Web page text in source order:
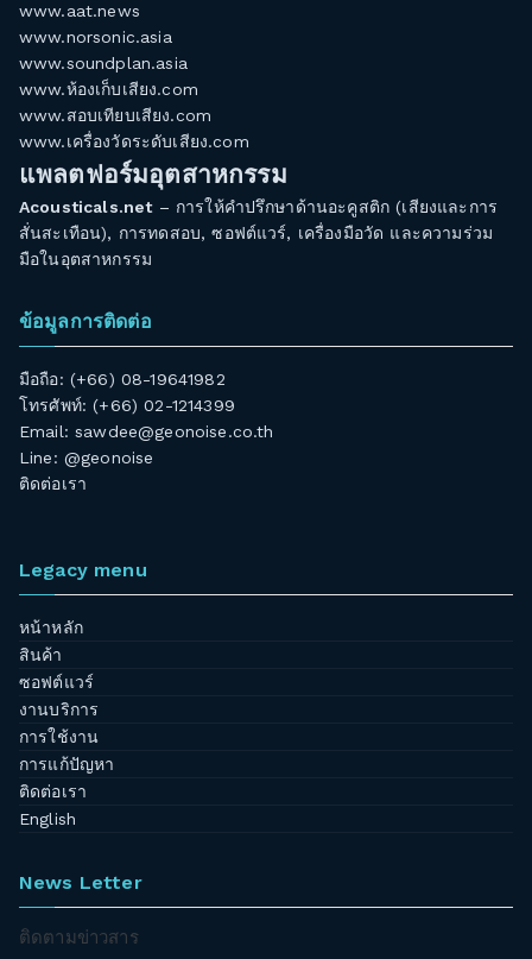
www.aat.news
www.norsonic.asia
www.soundplan.asia
www.ห้องเก็บเสียง.com
www.สอบเทียบเสียง.com
www.เครื่องวัดระดับเสียง.com
แพลตฟอร์มอุตสาหกรรม
Acousticals.net– การให้คำปรึกษาด้านอะคูสติก (เสียงและการ
สั่นสะเทือน), การทดสอบ, ซอฟต์แวร์, เครื่องมือวัด และความร่วม
มือในอุตสาหกรรม
ข้อมูลการติดต่อ
มือถือ: (+66) 08-19641982
โทรศัพท์: (+66) 02-1214399
Email:sawdee@geonoise.co.th
Line: @geonoise
ติดต่อเรา
Legacy menu
หน้าหลัก
สินค้า
ซอฟต์แวร์
งานบริการ
การใช้งาน
การแก้ปัญหา
ติดต่อเรา
English
News Letter
ติดตามข่าวสาร